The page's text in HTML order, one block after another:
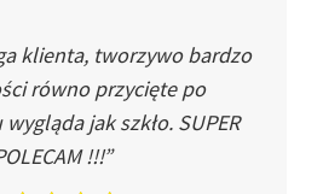
klienta, tworzywo bardzo
równo przycięte po
jak szkło. SUPER
!!!”